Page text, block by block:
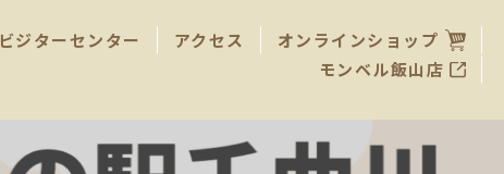
ビジターセンター アクセス
オンラインショップ
モンベル飯山店